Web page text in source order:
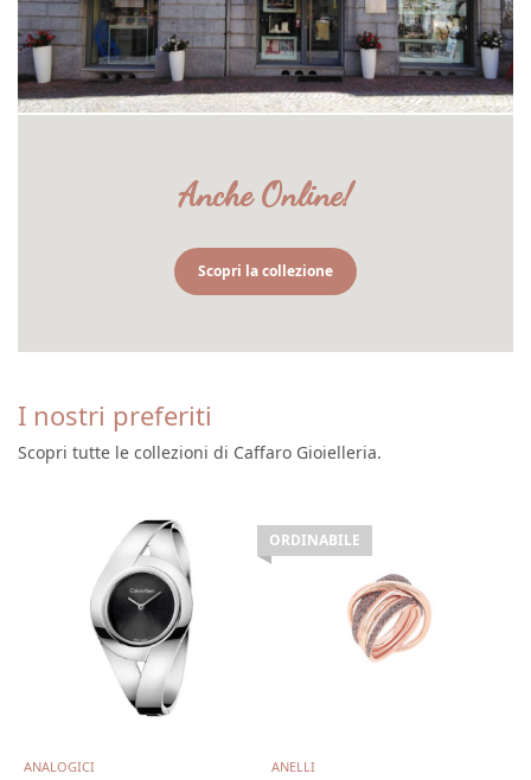
Anche Online!
Scopri la collezione
I nostri preferiti
Scopri tutte le collezioni di Caffaro Gioielleria.
Aggiungi al carrello
ANALOGICI
ORDINABILE
ANELLI